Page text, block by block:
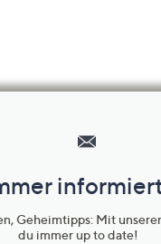
Geheimtipps: Mit
du immer up to date!